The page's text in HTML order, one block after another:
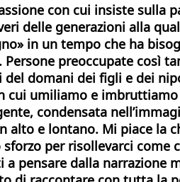
con cui insiste
delle generazioni alla
in un tempo che ha
preoccupate così
domani dei figli e dei
umiliamo e
condensata
e lontano. Mi piace la
per risollevarci come
pensare dalla narrazione